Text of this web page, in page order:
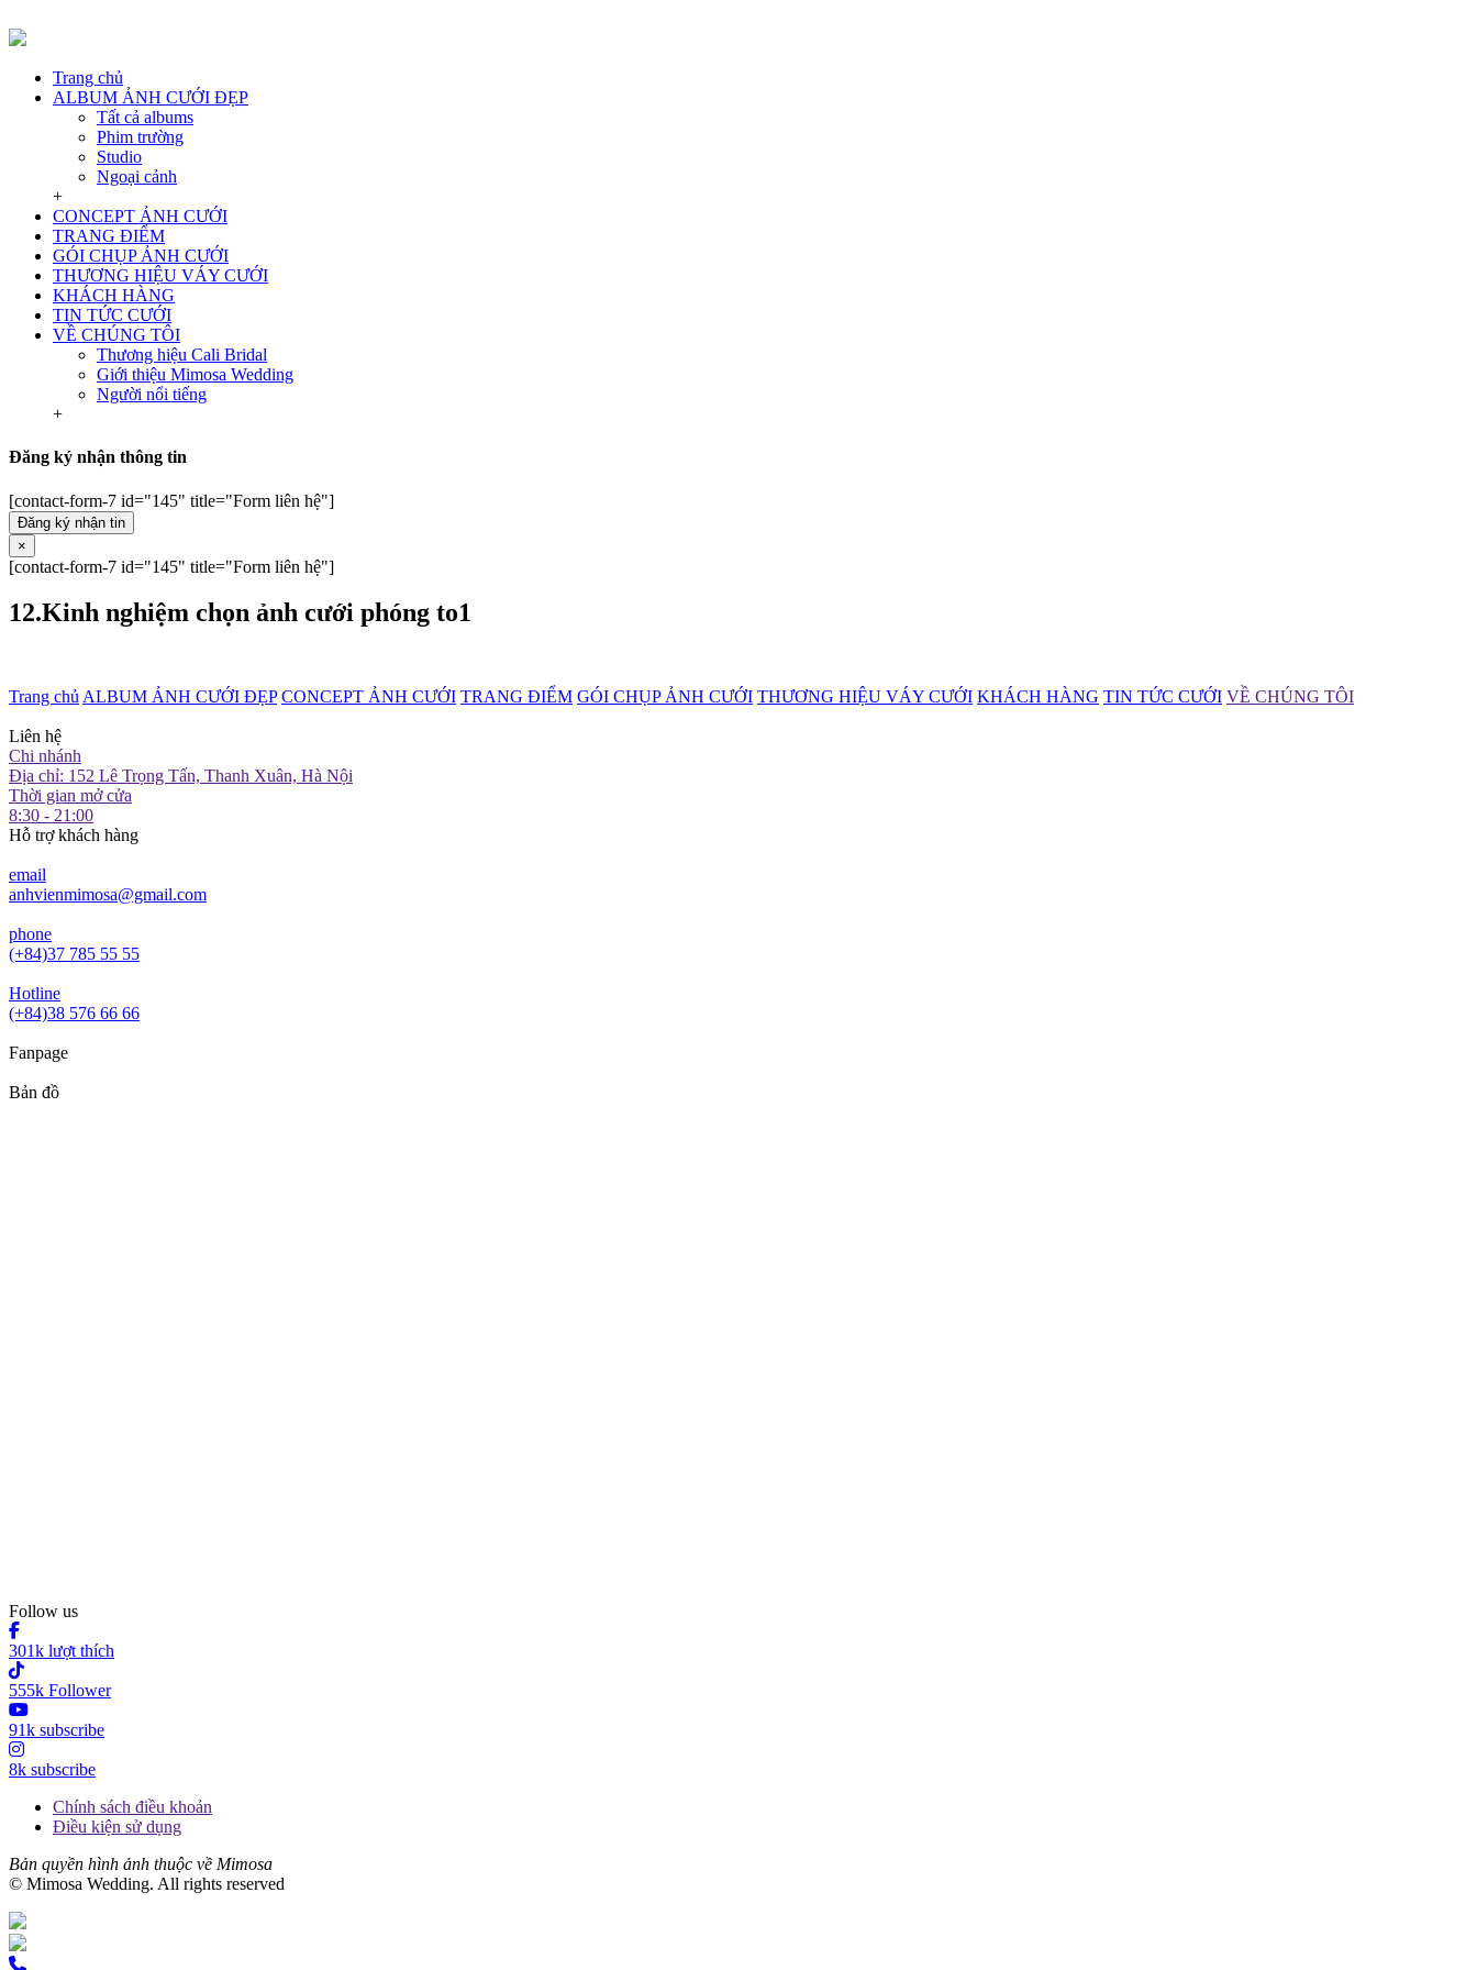
Trang chủ
ALBUM ẢNH CƯỚI ĐẸP
Tất cả albums
Phim trường
Studio
Ngoại cảnh
+
CONCEPT ẢNH CƯỚI
TRANG ĐIỂM
GÓI CHỤP ẢNH CƯỚI
THƯƠNG HIỆU VÁY CƯỚI
KHÁCH HÀNG
TIN TỨC CƯỚI
VỀ CHÚNG TÔI
Thương hiệu Cali Bridal
Giới thiệu Mimosa Wedding
Người nổi tiếng
+
Đăng ký nhận thông tin
[contact-form-7 id="145" title="Form liên hệ"]
Đăng ký nhận tin
×
[contact-form-7 id="145" title="Form liên hệ"]
12.Kinh nghiệm chọn ảnh cưới phóng to1
Trang chủ ALBUM ẢNH CƯỚI ĐẸP CONCEPT ẢNH CƯỚI TRANG ĐIỂM GÓI CHỤP ẢNH CƯỚI THƯƠNG HIỆU VÁY CƯỚI KHÁCH HÀNG TIN TỨC CƯỚI VỀ CHÚNG TÔI
Liên hệ
Chi nhánh
Địa chỉ: 152 Lê Trọng Tấn, Thanh Xuân, Hà Nội
Thời gian mở cửa
8:30 - 21:00
Hỗ trợ khách hàng
email
anhvienmimosa@gmail.com
phone
(+84)37 785 55 55
Hotline
(+84)38 576 66 66
Fanpage
Bản đồ
Follow us
301k lượt thích
555k Follower
91k subscribe
8k subscribe
Chính sách điều khoản
Điều kiện sử dụng
Bản quyền hình ảnh thuộc về Mimosa
© Mimosa Wedding. All rights reserved